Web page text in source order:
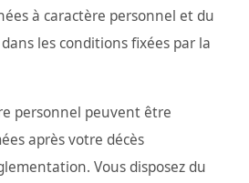
à caractère personnel et du
les conditions fixées par la
personnel peuvent être
après votre décès
Vous disposez du